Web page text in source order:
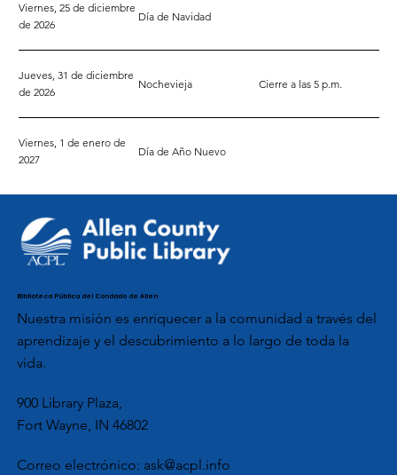
Viernes, 25 de diciembre
de 2026
Día de Navidad
Jueves, 31 de diciembre
de 2026
Nochevieja Cierre a las 5 p.m.
Viernes, 1 de enero de
2027
Día de Año Nuevo
Biblioteca Pública del Condado de Allen
Nuestra misión es enriquecer a la comunidad a través del
aprendizaje y el descubrimiento a lo largo de toda la
vida.
900 Library Plaza,
Fort Wayne, IN 46802
Correo electrónico: ask@acpl.info